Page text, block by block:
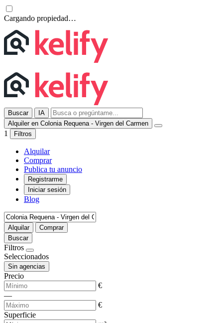
Cargando propiedad…
Buscar
IA
Alquiler en Colonia Requena - Virgen del Carmen
1 Filtros
Alquilar
Comprar
Publica tu anuncio
Registrarme
Iniciar sesión
Blog
Alquilar
Comprar
Buscar
Filtros
Seleccionados
Sin agencias
Precio
€
—
€
Superficie